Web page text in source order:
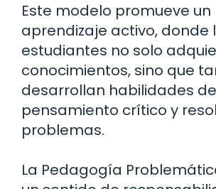
Este modelo promueve un
aprendizaje activo, donde
estudiantes no solo
conocimientos, sino que
desarrollan habilidades de
pensamiento crítico y
problemas.
La Pedagogía